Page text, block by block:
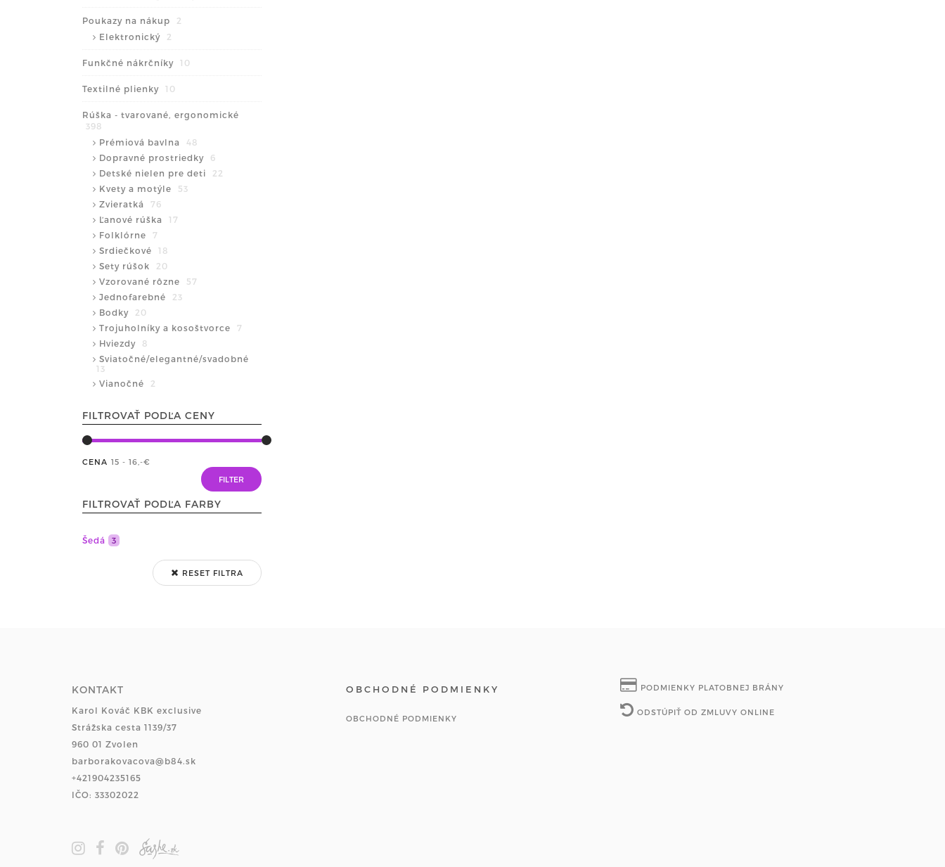
Poukazy na nákup
2
Elektronický
2
Funkčné nákrčníky 10
Textilné plienky 10
Rúška - tvarované, ergonomické
398
Prémiová bavlna
48
Dopravné prostriedky
6
Detské nielen pre deti
22
Kvety a motýle
53
Zvieratká
76
Ľanové rúška
17
Folklórne
7
Srdiečkové
18
Sety rúšok
20
Vzorované rôzne
57
Jednofarebné
23
Bodky
20
Trojuholníky a kosoštvorce
7
Hviezdy
8
Sviatočné/elegantné/svadobné
13
Vianočné
2
FILTROVAŤ PODĽA CENY
CENA 15 - 16 ,-€
FILTROVAŤ PODĽA FARBY
Šedá 3
RESET FILTRA
KONTAKT
Karol Kováč KBK exclusive
Strážska cesta 1139/37
960 01 Zvolen
barborakovacova@b84.sk
+421904235165
IČO: 33302022
OBCHODNÉ PODMIENKY
OBCHODNÉ PODMIENKY
PODMIENKY PLATOBNEJ BRÁNY
ODSTÚPIŤ OD ZMLUVY ONLINE